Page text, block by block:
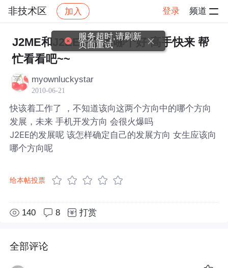
非技术区 加入 登录 频道
社区 非技术区 帖子详情
J2ME和J2EE的前景哪个好 高手快来 帮
忙看看吧~~
myownluckystar
2010-06-21
快该着工作了 ，不知道该向这两个方向中的哪个方向
发展，未来 手机开发方向 会很火爆吗
J2EE的发展呢 该怎样确定自己的发展方向 女生应该向
哪个方向呢
给本帖投票
140 8 打赏
全部评论
服务超时,请刷新
页面重试